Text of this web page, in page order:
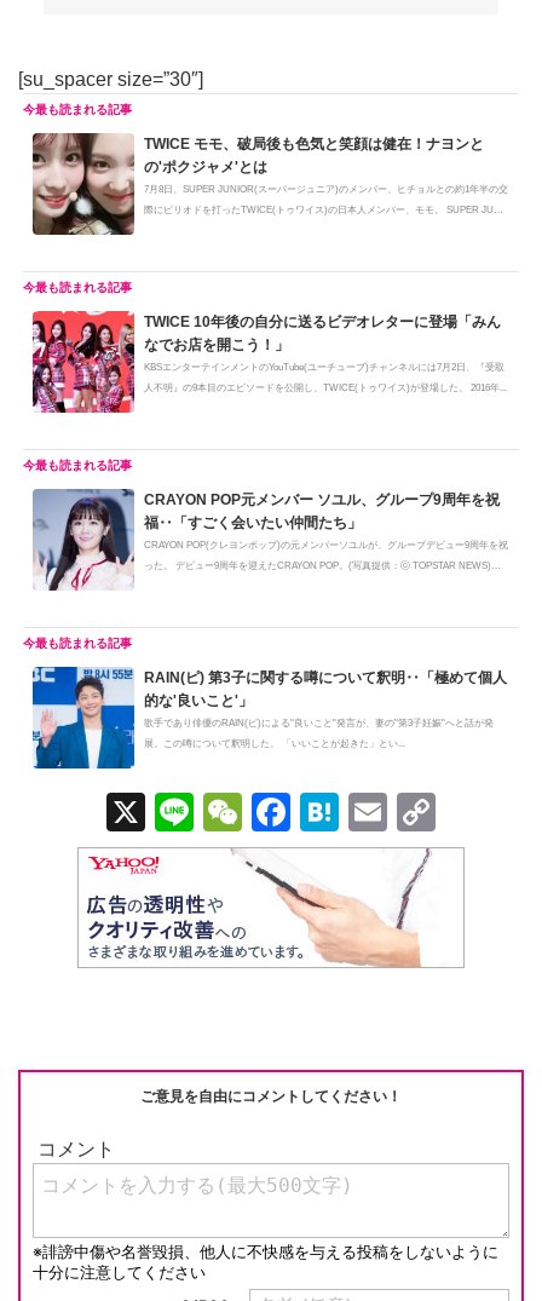
[su_spacer size=”30″]
TWICE モモ、破局後も色気と笑顔は健在！ナヨンと
の'ポクジャメ'とは
7月8日、SUPER JUNIOR(スーパージュニア)のメンバー、ヒチョルとの約1年半の交
際にピリオドを打ったTWICE(トゥワイス)の日本人メンバー、モモ。 SUPER JUNI
TWICE 10年後の自分に送るビデオレターに登場「みん
なでお店を開こう！」
KBSエンターテインメントのYouTube(ユーチューブ)チャンネルには7月2日、『受取
人不明』の9本目のエピソードを公開し、TWICE(トゥワイス)が登場した。 2016年...
CRAYON POP元メンバー ソユル、グループ9周年を祝
福‥「すごく会いたい仲間たち」
CRAYON POP(クレヨンポップ)の元メンバーソユルが、グループデビュー9周年を祝
った。 デビュー9周年を迎えたCRAYON POP。(写真提供：ⓒ TOPSTAR NEWS)ソ
RAIN(ピ) 第3子に関する噂について釈明‥「極めて個人
的な'良いこと'」
歌手であり俳優のRAIN(ピ)による"良いこと"発言が、妻の"第3子妊娠"へと話が発
展。この噂について釈明した。 「いいことが起きた」とい...
X
Li
n
e
W
e
C
at
F
a
c
e
b
k
H
at
e
n
a
E
m
ail
o
Li
ご意見を自由にコメントしてください！